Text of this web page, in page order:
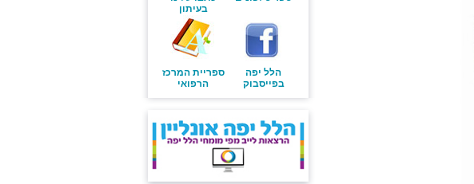
בעיתון
הלל יפה
בפייסבוק
ספריית המרכז
הרפואי